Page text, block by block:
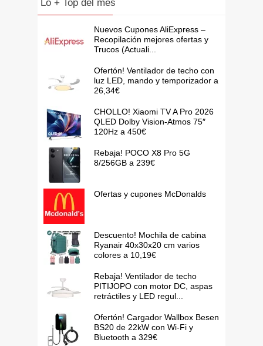
Lo + Top del mes
Nuevos Cupones AliExpress –
Recopilación mejores ofertas y
Trucos (Actuali...
Ofertón! Ventilador de techo con
luz LED, mando y temporizador a
26,34€
CHOLLO! Xiaomi TV A Pro 2026
QLED Dolby Vision-Atmos 75″
120Hz a 450€
Rebaja! POCO X8 Pro 5G
8/256GB a 239€
Ofertas y cupones McDonalds
Descuento! Mochila de cabina
Ryanair 40x30x20 cm varios
colores a 10,19€
Rebaja! Ventilador de techo
PITIJOPO con motor DC, aspas
retráctiles y LED regul...
Ofertón! Cargador Wallbox Besen
BS20 de 22kW con Wi-Fi y
Bluetooth a 329€